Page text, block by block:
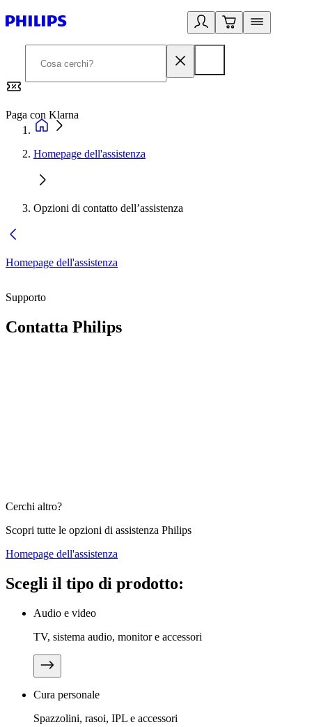
Paga con Klarna
Homepage dell'assistenza
Opzioni di contatto dell’assistenza
Homepage dell'assistenza
Supporto
Contatta Philips
Cerchi altro?
Scopri tutte le opzioni di assistenza Philips
Homepage dell'assistenza
Scegli il tipo di prodotto:
Audio e video
TV, sistema audio, monitor e accessori
Cura personale
Spazzolini, rasoi, IPL e accessori